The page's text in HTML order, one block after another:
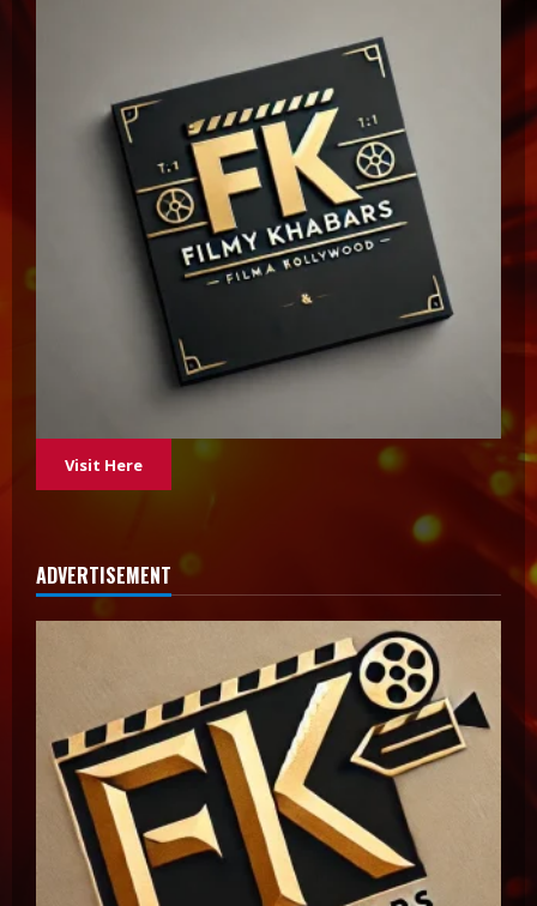
Visit Here
ADVERTISEMENT